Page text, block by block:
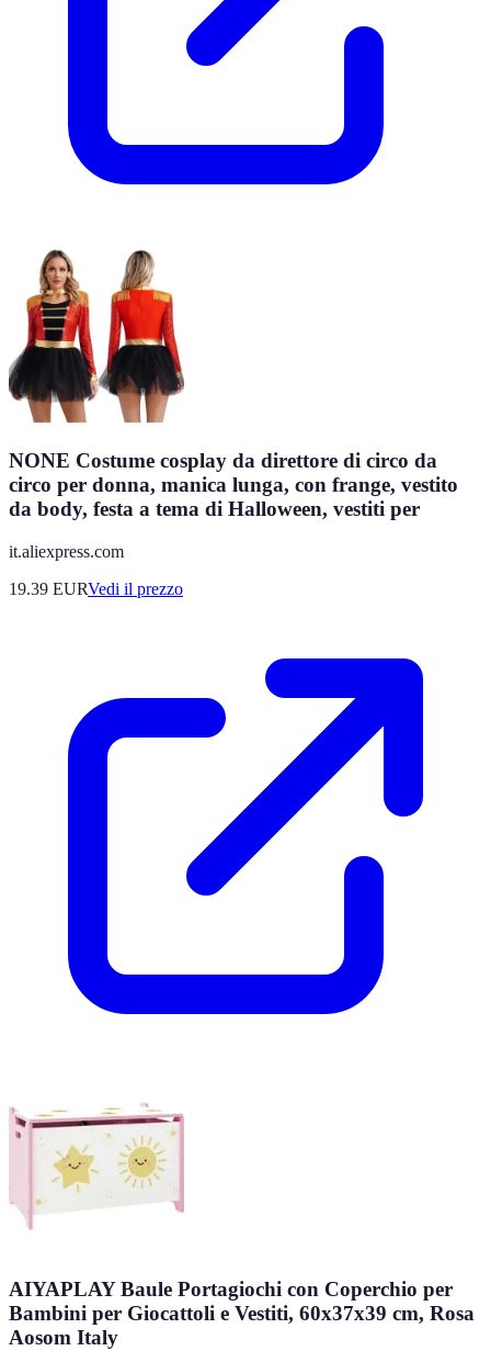
NONE Costume cosplay da direttore di circo da
circo per donna, manica lunga, con frange, vestito
da body, festa a tema di Halloween, vestiti per
it.aliexpress.com
19.39 EURVedi il prezzo
AIYAPLAY Baule Portagiochi con Coperchio per
Bambini per Giocattoli e Vestiti, 60x37x39 cm, Rosa
Aosom Italy